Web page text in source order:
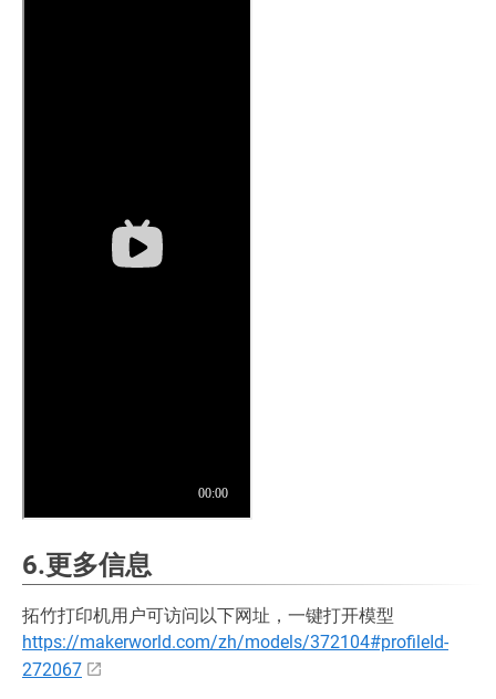
6.更多信息
拓竹打印机用户可访问以下网址，一键打开模型
https://makerworld.com/zh/models/372104#profileId-
272067